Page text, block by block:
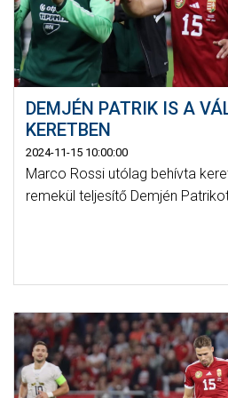
DEMJÉN PATRIK IS A
KERETBEN
2024-11-15 10:00:00
Marco Rossi utólag behívta
remekül teljesítő Demjén